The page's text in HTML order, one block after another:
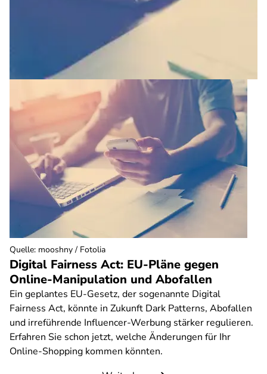
Digital Fairness Act: EU-Pläne gegen
Online-Manipulation und Abofallen
Ein geplantes EU-Gesetz, der sogenannte Digital
Fairness Act, könnte in Zukunft Dark Patterns, Abofallen
und irreführende Influencer-Werbung stärker regulieren.
Erfahren Sie schon jetzt, welche Änderungen für Ihr
Online-Shopping kommen könnten.
Quelle: mooshny / Fotolia